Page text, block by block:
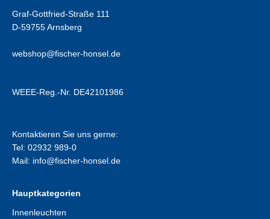
Graf-Gottfried-Straße 111
D-59755 Arnsberg
webshop@fischer-honsel.de
WEEE-Reg.-Nr. DE42101986
Kontaktieren Sie uns gerne:
Tel: 02932 989-0
Mail: info@fischer-honsel.de
Hauptkategorien
Innenleuchten